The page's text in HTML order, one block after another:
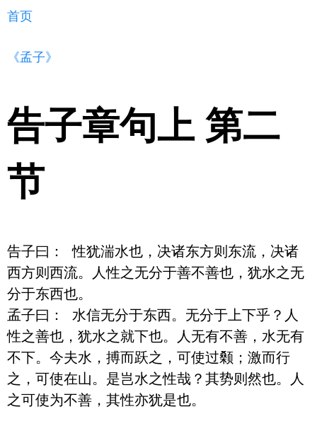
首页
《孟子》
告子章句上 第二
节
告子曰： 性犹湍水也，决诸东方则东流，决诸
西方则西流。人性之无分于善不善也，犹水之无
分于东西也。
孟子曰： 水信无分于东西。无分于上下乎？人
性之善也，犹水之就下也。人无有不善，水无有
不下。今夫水，搏而跃之，可使过颡；激而行
之，可使在山。是岂水之性哉？其势则然也。人